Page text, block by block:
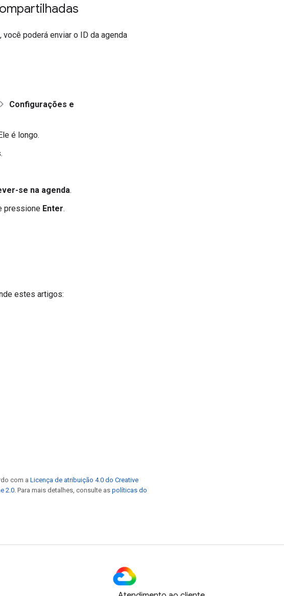
poderá enviar o ID da agenda
Configurações e
é longo.
se na agenda.
pressione Enter.
estes artigos:
com a Licença de atribuição 4.0 do Creative
2.0. Para mais detalhes, consulte as políticas do